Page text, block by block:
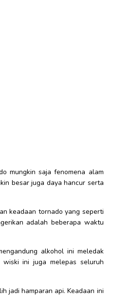
mungkin saja fenomena alam
besar juga daya hancur serta
keadaan tornado yang seperti
adalah beberapa waktu
alkohol ini meledak
ini juga melepas seluruh
jadi hamparan api. Keadaan ini